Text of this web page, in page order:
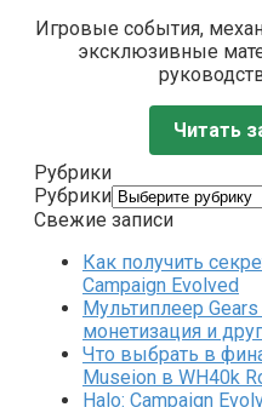
Игровые события,
эксклюзивные
Читать
Рубрики
Рубрики
Свежие записи
Как получить
Campaign Evolved
Мультиплеер
монетизация и
Что выбрать в
Museion в WH40k
Halo: Campaign